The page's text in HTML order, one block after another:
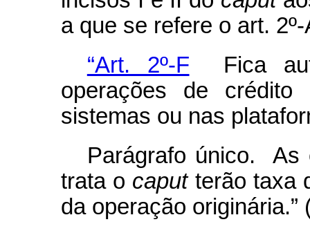
a que se refere o art. 2º-
“Art. 2º-F Fica
operações de crédito
sistemas ou nas
Parágrafo único. As
trata o caputterão taxa
da operação originária.”